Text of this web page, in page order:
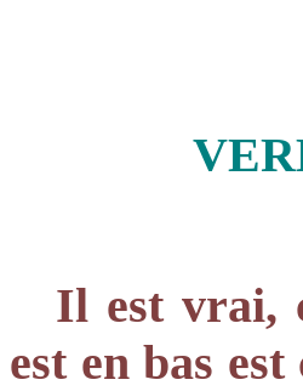
Il est vrai,
est en bas